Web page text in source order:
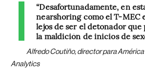
“Desafortunadamente, en
nearshoring como el T-MEC
lejos de ser el detonador
la maldición de inicios de
Alfredo Coutiño, director para América
Analytics